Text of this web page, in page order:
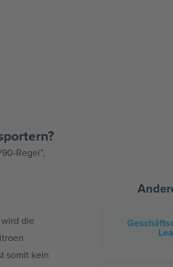
Regel”,
die
somit kein